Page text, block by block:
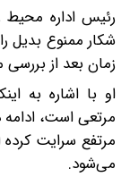
رئیس اداره
شکار ممنوع بدیل
زمان بعد از بررسی
او با اشاره به
مرتعی است،
مرتفع سرایت
می‌شود.